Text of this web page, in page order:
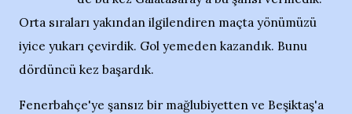
Orta sıraları yakından ilgilendiren maçta yönümüzü
iyice yukarı çevirdik. Gol yemeden kazandık. Bunu
dördüncü kez başardık.
Fenerbahçe'ye şansız bir mağlubiyetten ve Beşiktaş'a